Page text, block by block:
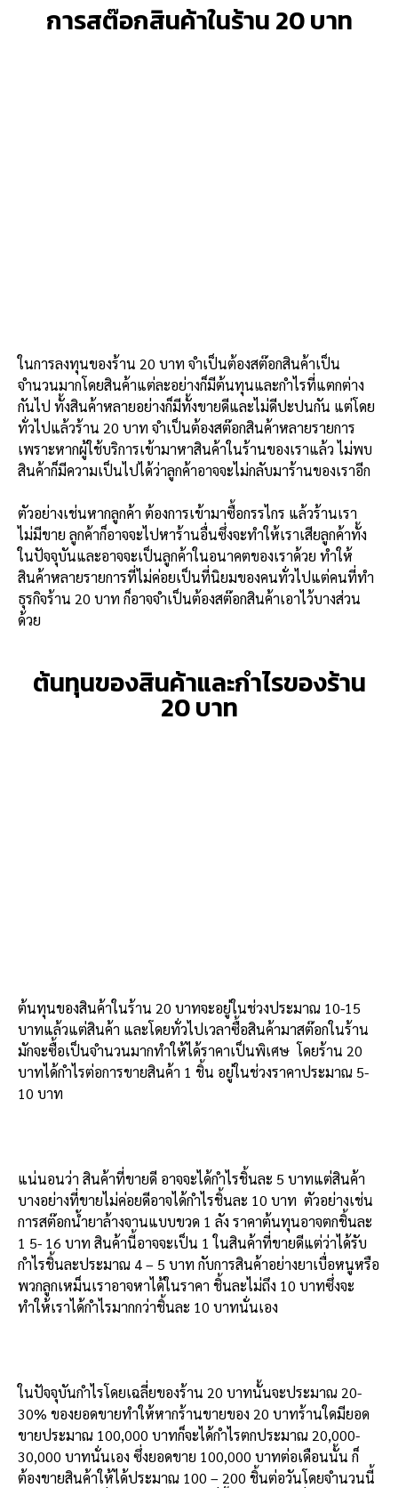
การสต๊อกสินค้าในร้าน 20 บาท
ในการลงทุนของร้าน 20 บาท จำเป็นต้องสต๊อกสินค้าเป็น
จำนวนมากโดยสินค้าแต่ละอย่างก็มีต้นทุนและกำไรที่แตกต่าง
กันไป ทั้งสินค้าหลายอย่างก็มีทั้งขายดีและไม่ดีปะปนกัน แต่โดย
ทั่วไปแล้วร้าน 20 บาท จำเป็นต้องสต๊อกสินค้าหลายรายการ
เพราะหากผู้ใช้บริการเข้ามาหาสินค้าในร้านของเราแล้ว ไม่พบ
สินค้าก็มีความเป็นไปได้ว่าลูกค้าอาจจะไม่กลับมาร้านของเราอีก
ตัวอย่างเช่นหากลูกค้า ต้องการเข้ามาซื้อกรรไกร แล้วร้านเรา
ไม่มีขาย ลูกค้าก็อาจจะไปหาร้านอื่นซึ่งจะทำให้เราเสียลูกค้าทั้ง
ในปัจจุบันและอาจจะเป็นลูกค้าในอนาคตของเราด้วย ทำให้
สินค้าหลายรายการที่ไม่ค่อยเป็นที่นิยมของคนทั่วไปแต่คนที่ทำ
ธุรกิจร้าน 20 บาท ก็อาจจำเป็นต้องสต๊อกสินค้าเอาไว้บางส่วน
ด้วย
ต้นทุนของสินค้าและกำไรของร้าน
20 บาท
ต้นทุนของสินค้าในร้าน 20 บาทจะอยู่ในช่วงประมาณ 10-15
บาทแล้วแต่สินค้า และโดยทั่วไปเวลาซื้อสินค้ามาสต๊อกในร้าน
มักจะซื้อเป็นจำนวนมากทำให้ได้ราคาเป็นพิเศษ โดยร้าน 20
บาทได้กำไรต่อการขายสินค้า 1 ชิ้น อยู่ในช่วงราคาประมาณ 5-
10 บาท
แน่นอนว่า สินค้าที่ขายดี อาจจะได้กำไรชิ้นละ 5 บาทแต่สินค้า
บางอย่างที่ขายไม่ค่อยดีอาจได้กำไรชิ้นละ 10 บาท ตัวอย่างเช่น
การสต๊อกน้ำยาล้างจานแบบขวด 1 ลัง ราคาต้นทุนอาจตกชิ้นละ
1 5- 16 บาท สินค้านี้อาจจะเป็น 1 ในสินค้าที่ขายดีแต่ว่าได้รับ
กำไรชิ้นละประมาณ 4 – 5 บาท กับการสินค้าอย่างยาเบื่อหนูหรือ
พวกลูกเหม็นเราอาจหาได้ในราคา ชิ้นละไม่ถึง 10 บาทซึ่งจะ
ทำให้เราได้กำไรมากกว่าชิ้นละ 10 บาทนั่นเอง
ในปัจจุบันกำไรโดยเฉลี่ยของร้าน 20 บาทนั้นจะประมาณ 20-
30% ของยอดขายทำให้หากร้านขายของ 20 บาทร้านใดมียอด
ขายประมาณ 100,000 บาทก็จะได้กำไรตกประมาณ 20,000-
30,000 บาทนั่นเอง ซึ่งยอดขาย 100,000 บาทต่อเดือนนั้น ก็
ต้องขายสินค้าให้ได้ประมาณ 100 – 200 ชิ้นต่อวันโดยจำนวนนี้